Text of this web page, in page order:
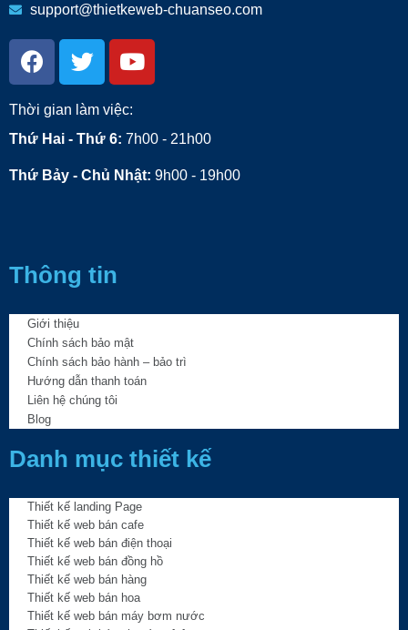
support@thietkeweb-chuanseo.com
Thời gian làm việc:
Thứ Hai - Thứ 6: 7h00 - 21h00
Thứ Bảy - Chủ Nhật: 9h00 - 19h00
Thông tin
Giới thiệu
Chính sách bảo mật
Chính sách bảo hành – bảo trì
Hướng dẫn thanh toán
Liên hệ chúng tôi
Blog
Danh mục thiết kế
Thiết kế landing Page
Thiết kế web bán cafe
Thiết kế web bán điện thoại
Thiết kế web bán đồng hồ
Thiết kế web bán hàng
Thiết kế web bán hoa
Thiết kế web bán máy bơm nước